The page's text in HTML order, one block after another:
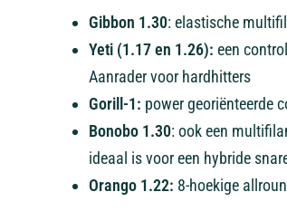
Gibbon 1.30: elastische
Yeti (1.17 en 1.26): een
Aanrader voor hardhitters
Gorill-1: power georiënteerde
Bonobo 1.30: ook een
ideaal is voor een hybride
Orango 1.22: 8-hoekige